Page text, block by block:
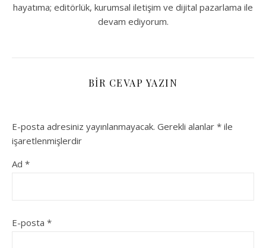
hayatıma; editörlük, kurumsal iletişim ve dijital pazarlama ile
devam ediyorum.
BIR CEVAP YAZIN
E-posta adresiniz yayınlanmayacak. Gerekli alanlar * ile
işaretlenmişlerdir
Ad *
E-posta *